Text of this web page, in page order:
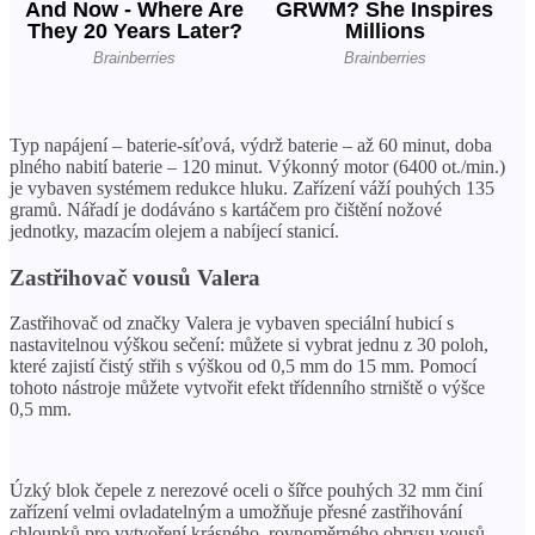
Typ napájení – baterie-síťová, výdrž baterie – až 60 minut, doba
plného nabití baterie – 120 minut. Výkonný motor (6400 ot./min.)
je vybaven systémem redukce hluku. Zařízení váží pouhých 135
gramů. Nářadí je dodáváno s kartáčem pro čištění nožové
jednotky, mazacím olejem a nabíjecí stanicí.
Zastřihovač vousů Valera
Zastřihovač od značky Valera je vybaven speciální hubicí s
nastavitelnou výškou sečení: můžete si vybrat jednu z 30 poloh,
které zajistí čistý střih s výškou od 0,5 mm do 15 mm. Pomocí
tohoto nástroje můžete vytvořit efekt třídenního strniště o výšce
0,5 mm.
Úzký blok čepele z nerezové oceli o šířce pouhých 32 mm činí
zařízení velmi ovladatelným a umožňuje přesné zastřihování